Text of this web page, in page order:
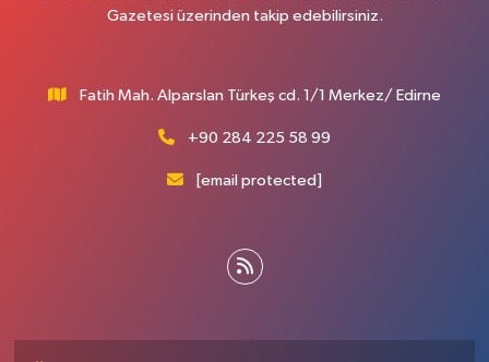
Gazetesi üzerinden takip edebilirsiniz.
Fatih Mah. Alparslan Türkeş cd. 1/1 Merkez/ Edirne
+90 284 225 58 99
[email protected]